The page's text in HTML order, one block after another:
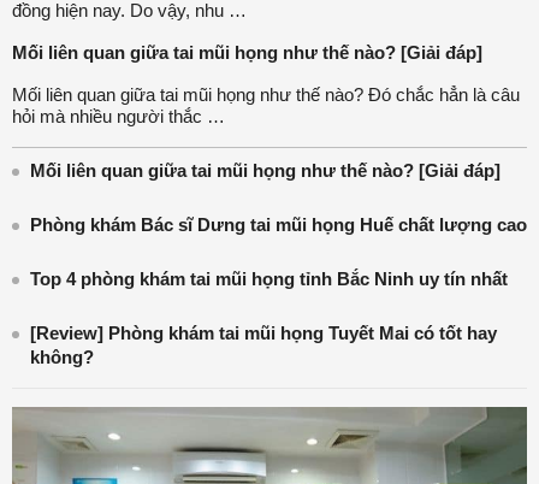
đồng hiện nay. Do vậy, nhu …
Mối liên quan giữa tai mũi họng như thế nào? [Giải đáp]
Mối liên quan giữa tai mũi họng như thế nào? Đó chắc hẳn là câu
hỏi mà nhiều người thắc …
Mối liên quan giữa tai mũi họng như thế nào? [Giải đáp]
Phòng khám Bác sĩ Dưng tai mũi họng Huế chất lượng cao
Top 4 phòng khám tai mũi họng tỉnh Bắc Ninh uy tín nhất
[Review] Phòng khám tai mũi họng Tuyết Mai có tốt hay
không?